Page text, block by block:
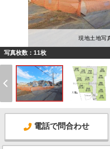
現地土地写
写真枚数：11枚
電話で問合わせ